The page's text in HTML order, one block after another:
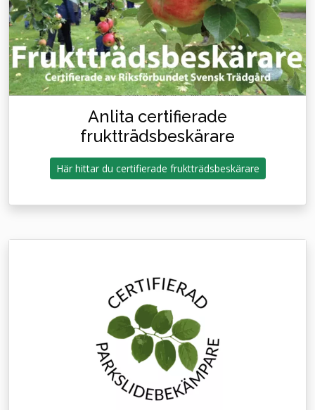
Anlita certifierade
fruktträdsbeskärare
Här hittar du certifierade fruktträdsbeskärare